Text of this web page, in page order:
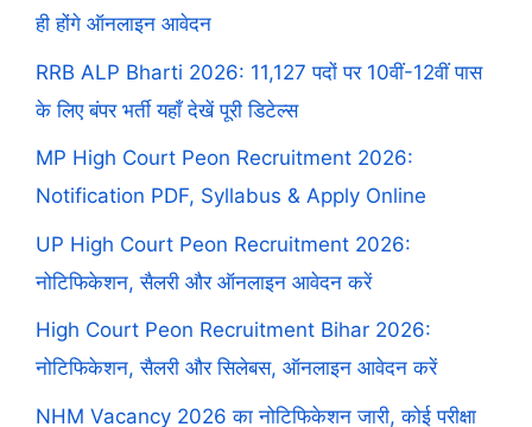
ही होंगे ऑनलाइन आवेदन
RRB ALP Bharti 2026: 11,127 पदों पर 10वीं-12वीं पास
के लिए बंपर भर्ती यहाँ देखें पूरी डिटेल्स
MP High Court Peon Recruitment 2026:
Notification PDF, Syllabus & Apply Online
UP High Court Peon Recruitment 2026:
नोटिफिकेशन, सैलरी और ऑनलाइन आवेदन करें
High Court Peon Recruitment Bihar 2026:
नोटिफिकेशन, सैलरी और सिलेबस, ऑनलाइन आवेदन करें
NHM Vacancy 2026 का नोटिफिकेशन जारी, कोई परीक्षा